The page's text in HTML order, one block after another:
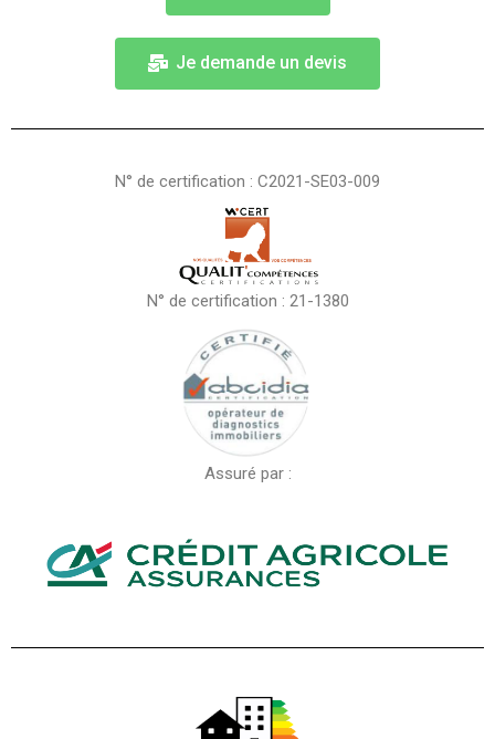
Je demande un devis
N° de certification : C2021-SE03-009
N° de certification : 21-1380
Assuré par :